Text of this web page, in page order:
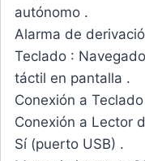
autónomo .
Alarma de
Teclado :
táctil en pantalla .
Conexión a
Conexión a Lector
Sí (puerto USB) .